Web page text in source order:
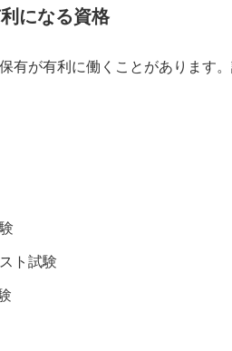
になる資格
有が有利に働くことがあります
ト試験